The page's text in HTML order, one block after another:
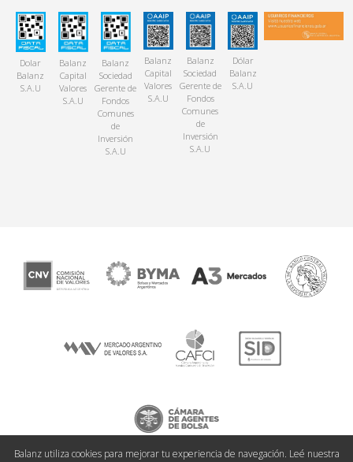
Dolar
Balanz
S.A.U
Balanz
Capital
Valores
S.A.U
Balanz
Sociedad
Gerente de
Fondos
Comunes
de
Inversión
S.A.U
Balanz
Capital
Valores
S.A.U
Balanz
Sociedad
Gerente de
Fondos
Comunes
de
Inversión
S.A.U
Dólar
Balanz
S.A.U
Balanz utiliza cookies para mejorar tu experiencia de navegación. Leé nuestra